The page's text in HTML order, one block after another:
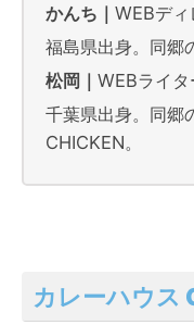
かんち｜ WEBディ
福島県出身。同郷
松岡｜ WEBライタ
千葉県出身。同郷
CHICKEN。
カレーハウス